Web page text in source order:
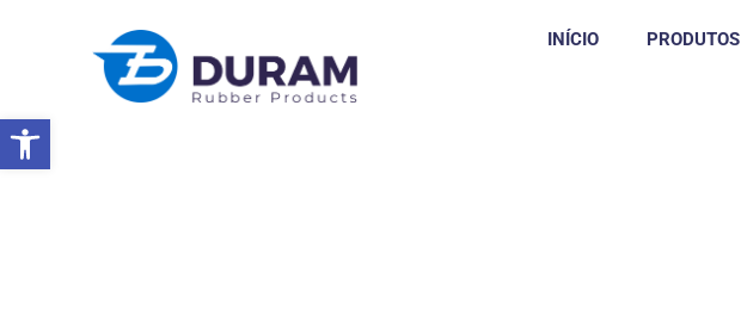
Abrir a barra de ferramentas
INÍCIO PRODUTOS